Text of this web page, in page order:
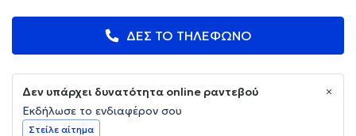
ΔΕΣ ΤΟ ΤΗΛΕΦΩΝΟ
Δεν υπάρχει δυνατότητα online ραντεβού
Εκδήλωσε το ενδιαφέρον σου
Στείλε αίτημα